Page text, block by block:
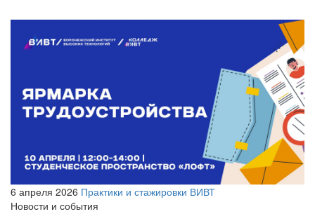
6 апреля 2026 Практики и стажировки ВИВТ
Новости и события